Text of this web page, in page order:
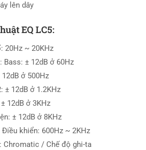
lên dây
EQ LC5:
20Hz ~ 20KHz
Bass: ± 12dB ở 60Hz
ở 500Hz
ở 1.2KHz
ở 3KHz
ở 8KHz
600Hz ~ 2KHz
Chromatic / Chế độ ghi-ta